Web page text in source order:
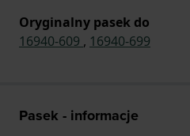
Oryginalny pasek do
16940-609 , 16940-699
Pasek - informacje